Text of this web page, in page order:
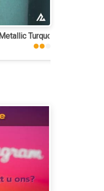
Turquoise Green